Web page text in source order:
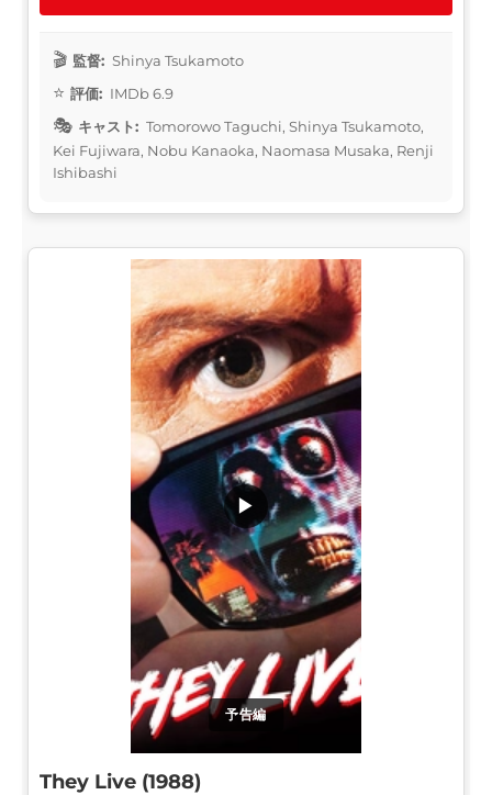
監督: Shinya Tsukamoto
評価: IMDb 6.9
キャスト: Tomorowo Taguchi, Shinya Tsukamoto,
Kei Fujiwara, Nobu Kanaoka, Naomasa Musaka, Renji
Ishibashi
予告編
▶
They Live (1988)